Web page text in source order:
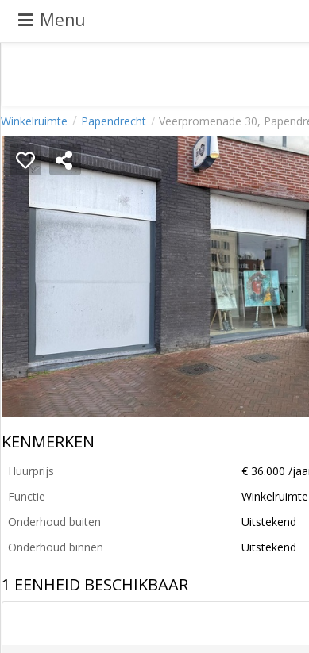
Menu
aanbieden
Pand
zoeken
Waarom
adverteren
Premium
adverteren
Blog
Registreren
Login
Winkelruimte Papendrecht Veerpromenade 30,
KENMERKEN
Huurprijs
€ 36.000 /
Functie
Winkelruimte
Onderhoud buiten
Uitstekend
Onderhoud binnen
Uitstekend
1 EENHEID BESCHIKBAAR